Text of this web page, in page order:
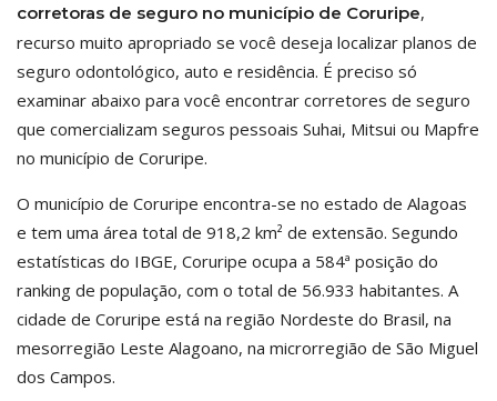
corretoras de seguro no município de Coruripe,
recurso muito apropriado se você deseja localizar planos de
seguro odontológico, auto e residência. É preciso só
examinar abaixo para você encontrar corretores de seguro
que comercializam seguros pessoais Suhai, Mitsui ou Mapfre
no município de Coruripe.
O município de Coruripe encontra-se no estado de Alagoas
e tem uma área total de 918,2 km² de extensão. Segundo
estatísticas do IBGE, Coruripe ocupa a 584ª posição do
ranking de população, com o total de 56.933 habitantes. A
cidade de Coruripe está na região Nordeste do Brasil, na
mesorregião Leste Alagoano, na microrregião de São Miguel
dos Campos.